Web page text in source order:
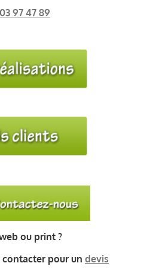
97 47 89
ou print ?
contacter pour un devis